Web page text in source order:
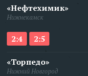
«Нефтехимик»
Нижнекамск
2:4 2:5
«Торпедо»
Нижний Новгород